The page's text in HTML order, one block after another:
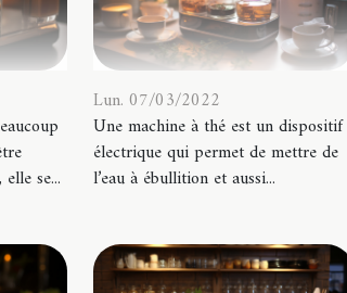
se...
Lun. 07/03/2022
Une machine à thé est un dispositif
électrique qui permet de mettre de
l’eau à ébullition et aussi...